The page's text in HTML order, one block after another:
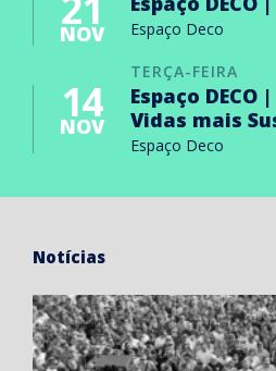
NOV Espaço Deco
TERÇA-FEIRA
14
NOV
Espaço DECO
Vidas mais
Espaço Deco
Notícias